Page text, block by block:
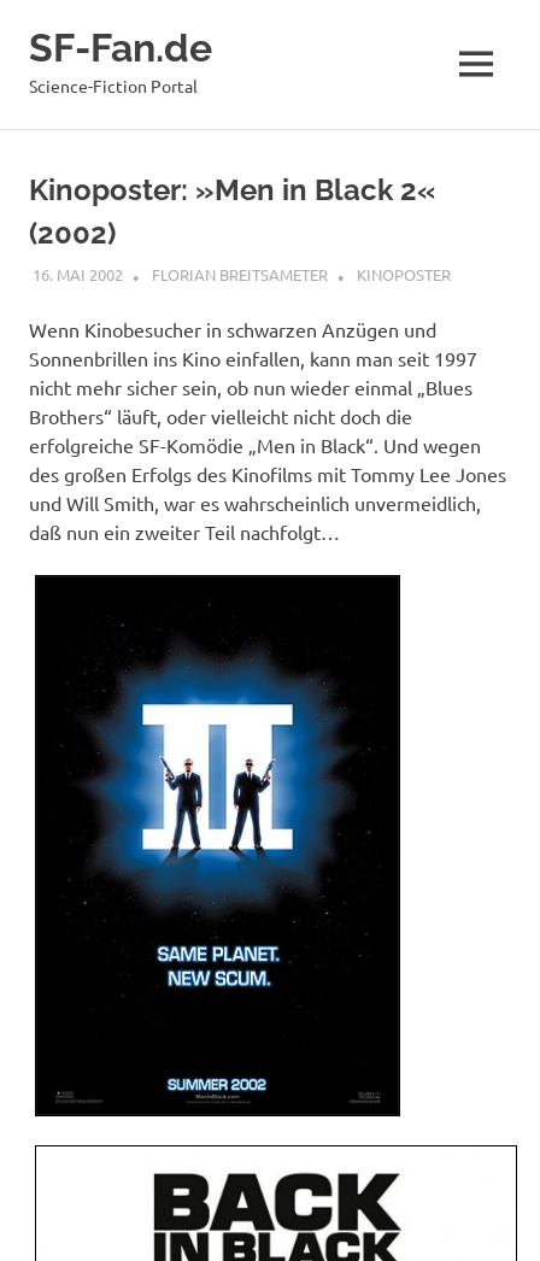
InhaltSF-Fan.de
Science-Fiction Portal MENÜ
Kinoposter: »Men in Black 2«
(2002)
16. MAI 2002 FLORIAN BREITSAMETER KINOPOSTER
Wenn Kinobesucher in schwarzen Anzügen und
Sonnenbrillen ins Kino einfallen, kann man seit 1997
nicht mehr sicher sein, ob nun wieder einmal „Blues
Brothers“ läuft, oder vielleicht nicht doch die
erfolgreiche SF-Komödie „Men in Black“. Und wegen
des großen Erfolgs des Kinofilms mit Tommy Lee Jones
und Will Smith, war es wahrscheinlich unvermeidlich,
daß nun ein zweiter Teil nachfolgt…